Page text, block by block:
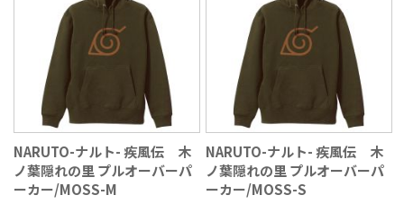
NARUTO-ナルト- 疾風伝 木
ノ葉隠れの里 プルオーバーパ
ーカー/MOSS-M
NARUTO-ナルト- 疾風伝 木
ノ葉隠れの里 プルオーバーパ
ーカー/MOSS-S